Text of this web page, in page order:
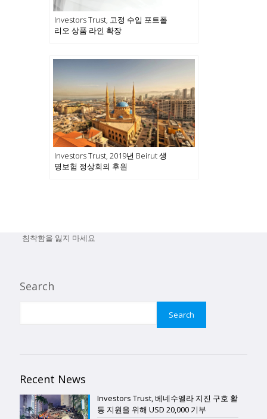
Investors Trust, 고정 수입 포트폴
리오 상품 라인 확장
Investors Trust, 2019년 Beirut 생
명보험 정상회의 후원
침착함을 잃지 마세요
Search
Search
Recent News
Investors Trust, 베네수엘라 지진 구호 활
동 지원을 위해 USD 20,000 기부